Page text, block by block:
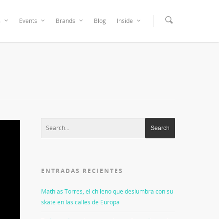
Events Brands Blog Inside
ENTRADAS RECIENTES
Mathias Torres, el chileno que deslumbra con su
skate en las calles de Europa